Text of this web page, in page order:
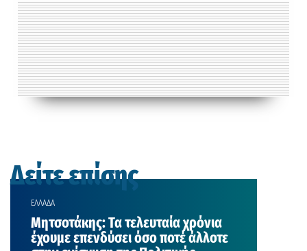
Δείτε επίσης
ΕΛΛΑΔΑ
Μητσοτάκης: Τα τελευταία χρόνια
έχουμε επενδύσει όσο ποτέ άλλοτε